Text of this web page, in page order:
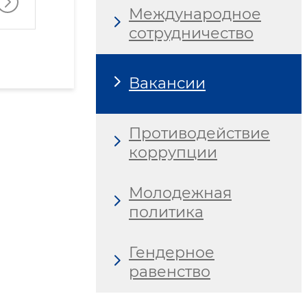
Международное
сотрудничество
Вакансии
Противодействие
коррупции
Молодежная
политика
Гендерное
равенство